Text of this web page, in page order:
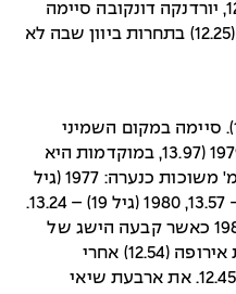
כשניצחה באליפות העולם (12.34, יורדנקה דונקובה סיימה
רביעית) וקבעה את שיא העולם (12.25) בתחרות ביוון שבה לא
(נולדה ב-1961). סיימה במקום השמיני
באליפות אירופה לנוער בשנת 1979 (13.97, במוקדמות היא
קבעה 13.74). התקדמות ב-100 מ' משוכות כנערה: 1977 (גיל
16) – 14.84; 1978 – 13.91; 1979 – 13.57, 1980 (גיל 19) – 13.24.
ההתקדמות הגדולה החלה ב-1982 כאשר קבעה הישג של
12.44 ש' וסיימה שנייה באליפות אירופה (12.54) אחרי
לוסיאנה קאלק מפולין שקבעה 12.45. את ארבעת שיאי